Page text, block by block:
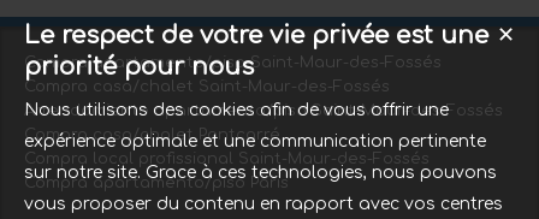
Compra apartamento/piso Saint-Maur-des-Fossés
Compra casa/chalet Saint-Maur-des-Fossés
Arrendamiento apartamento/piso Saint-Maur-des-Fossés
Compra casa/chalet Pontcarré
Compra local profissional Saint-Maur-des-Fossés
Compra apartamento/piso Paris
✕
Le respect de votre vie privée est une
priorité pour nous
Nous utilisons des cookies afin de vous offrir une
expérience optimale et une communication pertinente
sur notre site. Grace à ces technologies, nous pouvons
vous proposer du contenu en rapport avec vos centres